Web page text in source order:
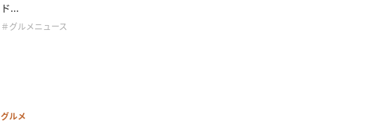
ド...
＃グルメニュース
グルメ